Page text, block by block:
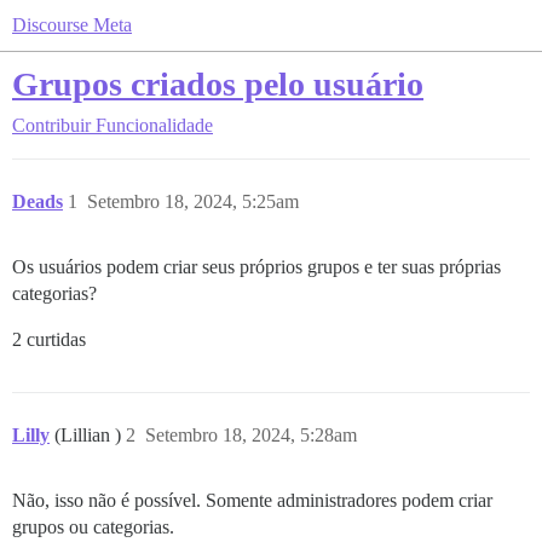
Discourse Meta
Grupos criados pelo usuário
Contribuir Funcionalidade
Deads Setembro 18, 2024, 5:25am
1
Os usuários podem criar seus próprios grupos e ter suas próprias
categorias?
2 curtidas
Lilly (Lillian ) Setembro 18, 2024, 5:28am
2
Não, isso não é possível. Somente administradores podem criar
grupos ou categorias.